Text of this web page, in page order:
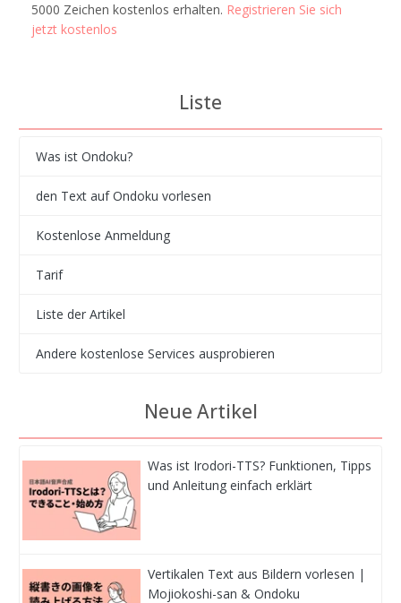
5000 Zeichen kostenlos erhalten. Registrieren Sie sich
jetzt kostenlos
Liste
Was ist Ondoku?
den Text auf Ondoku vorlesen
Kostenlose Anmeldung
Tarif
Liste der Artikel
Andere kostenlose Services ausprobieren
Neue Artikel
Was ist Irodori-TTS? Funktionen, Tipps
und Anleitung einfach erklärt
Vertikalen Text aus Bildern vorlesen |
Mojiokoshi-san & Ondoku